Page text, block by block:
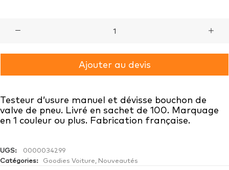
TESTEUR
USURE
VALVE
Ajouter au devis
Testeur d’usure manuel et dévisse bouchon de
valve de pneu. Livré en sachet de 100. Marquage
en 1 couleur ou plus. Fabrication française.
UGS:
0000034299
Catégories:
Goodies Voiture Nouveautés